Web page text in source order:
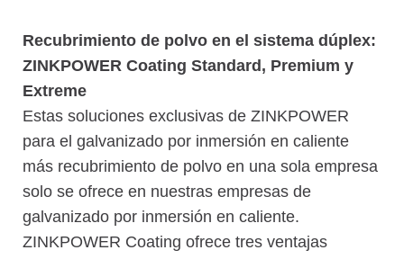
Recubrimiento de polvo en el sistema dúplex:
ZINKPOWER Coating Standard, Premium y
Extreme
Estas soluciones exclusivas de ZINKPOWER
para el galvanizado por inmersión en caliente
más recubrimiento de polvo en una sola empresa
solo se ofrece en nuestras empresas de
galvanizado por inmersión en caliente.
ZINKPOWER Coating ofrece tres ventajas